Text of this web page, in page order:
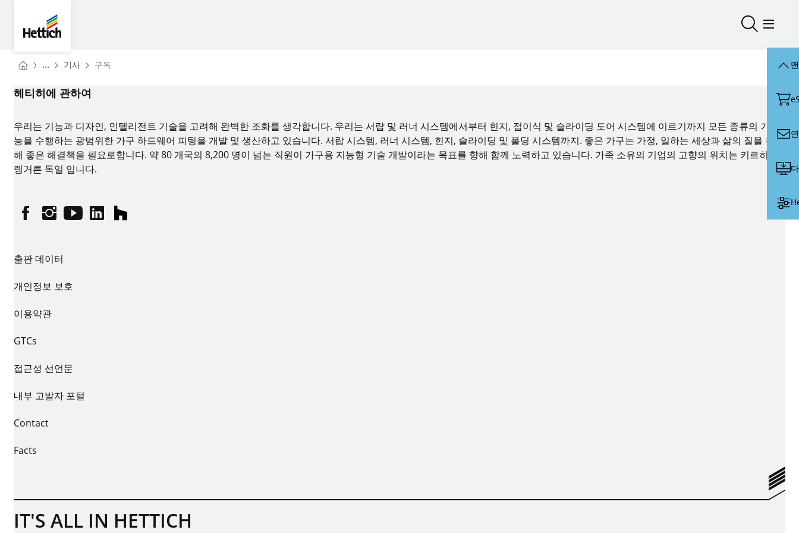
검색 열기/
메뉴
You are here:
Homepage
... 기사Homepage
구독
헤티히에 관하여
우리는 기능과 디자인, 인텔리전트 기술을 고려해 완벽한 조화를 생각합니다. 우리는 서랍 및 러너 시스템에서부터 힌지, 접이식 및 슬라이딩 도어 시스템에 이르기까지 모든 종류의 기
능을 수행하는 광범위한 가구 하드웨어 피팅을 개발 및 생산하고 있습니다. 서랍 시스템, 러너 시스템, 힌지, 슬라이딩 및 폴딩 시스템까지. 좋은 가구는 가정, 일하는 세상과 삶의 질을 위
해 좋은 해결책을 필요로합니다. 약 80 개국의 8,200 명이 넘는 직원이 가구용 지능형 기술 개발이라는 목표를 향해 함께 노력하고 있습니다. 가족 소유의 기업의 고향의 위치는 키르히
렝거른 독일 입니다.
페이스북인스타그램
유튜브링크드인houzz
출판 데이터
개인정보 보호
이용약관
GTCs
접근성 선언문
내부 고발자 포털
Contact
Facts
IT'S ALL IN HETTICH